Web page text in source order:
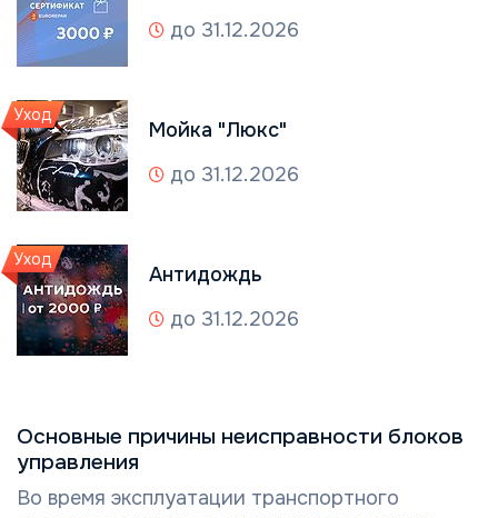
Основные причины неисправности блоков
управления
Во время эксплуатации транспортного
до 31.12.2026
Уход
Мойка "Люкс"
до 31.12.2026
Уход
Антидождь
до 31.12.2026